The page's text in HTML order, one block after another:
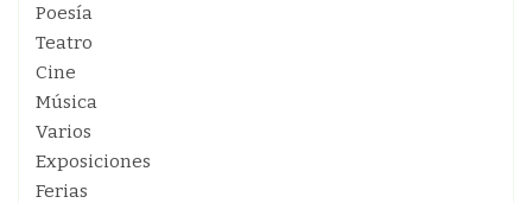
Poesía
Teatro
Cine
Música
Varios
Exposiciones
Ferias